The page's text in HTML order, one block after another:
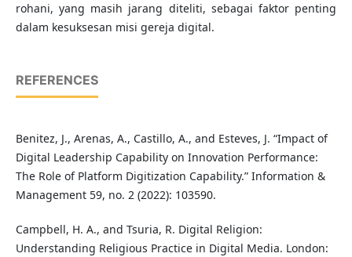
rohani, yang masih jarang diteliti, sebagai faktor penting
dalam kesuksesan misi gereja digital.
REFERENCES
Benitez, J., Arenas, A., Castillo, A., and Esteves, J. “Impact of
Digital Leadership Capability on Innovation Performance:
The Role of Platform Digitization Capability.” Information &
Management 59, no. 2 (2022): 103590.
Campbell, H. A., and Tsuria, R. Digital Religion:
Understanding Religious Practice in Digital Media. London: